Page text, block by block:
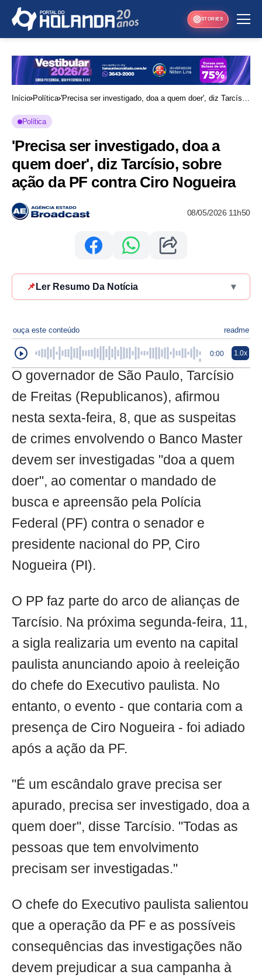
STORIES
Início Política 'Precisa ser investigado, doa a quem doer', diz Tarcísio,
Política
'Precisa ser investigado, doa a
quem doer', diz Tarcísio, sobre
ação da PF contra Ciro Nogueira
08/05/2026 11h50
📌 Ler Resumo Da Notícia ▾
ouça este conteúdo readme
0:00 1.0x
O governador de São Paulo, Tarcísio
de Freitas (Republicanos), afirmou
nesta sexta-feira, 8, que as suspeitas
de crimes envolvendo o Banco Master
devem ser investigadas "doa a quem
doer", ao comentar o mandado de
busca e apreensão pela Polícia
Federal (PF) contra o senador e
presidente nacional do PP, Ciro
Nogueira (PI).
O PP faz parte do arco de alianças de
Tarcísio. Na próxima segunda-feira, 11,
a sigla realizaria um evento na capital
paulista anunciando apoio à reeleição
do chefe do Executivo paulista. No
entanto, o evento - que contaria com a
presença de Ciro Nogueira - foi adiado
após a ação da PF.
"É um escândalo grave precisa ser
apurado, precisa ser investigado, doa a
quem doer", disse Tarcísio. "Todas as
pessoas que tem envolvimento
precisam ser investigadas."
O chefe do Executivo paulista salientou
que a operação da PF e as possíveis
consequências das investigações não
devem prejudicar a sua campanha à